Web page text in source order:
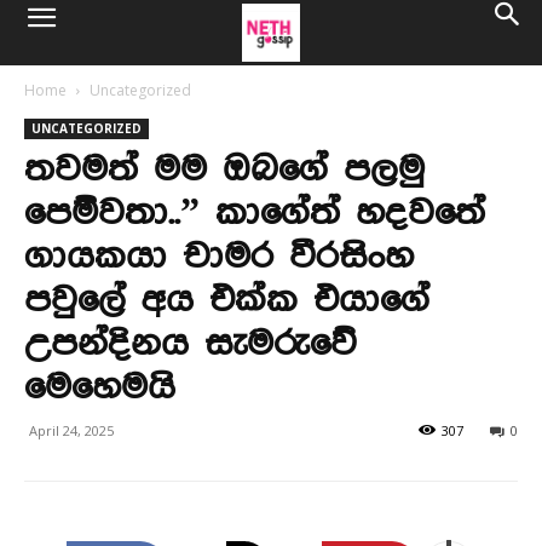
Home Uncategorized
UNCATEGORIZED
තවමත් මම ඔබගේ පලමු
පෙම්වතා..” කාගේත් හදවතේ
ගායකයා චාමර වීරසිංහ
පවුලේ අය එක්ක එයාගේ
උපන්දිනය සැමරුවේ
මෙහෙමයි
April 24, 2025 0
307